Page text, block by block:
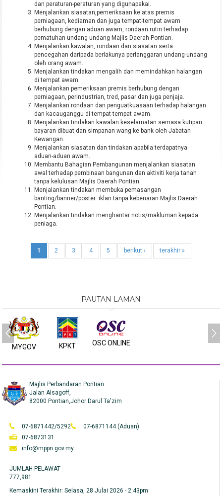
dan peraturan-peraturan yang digunapakai.
Menjalankan siasatan,pemeriksaan ke atas premis
perniagaan, kediaman dan juga tempat-tempat awam
berhubung dengan aduan awam, rondaan rutin terhadap
pematuhan undang-undang Majlis Daerah Pontian.
Menjalankan kawalan, rondaan dan siasatan serta
pencegahan daripada berlakunya perlanggaran undang-undang
oleh orang awam.
Menjalankan tindakan mengalih dan memindahkan halangan
di tempat awam.
Menjalankan pemeriksaan premis berhubung dengan
perniagaan, perindustrian, tred, pasar dan juga penjaja.
Menjalankan rondaan dan penguatkuasaan terhadap halangan
dan kacauganggu di tempat-tempat awam.
Menjalankan tindakan kawalan keselamatan semasa kutipan
bayaran dibuat dan simpanan wang ke bank oleh Jabatan
Kewangan.
Menjalankan siasatan dan tindakan apabila terdapatnya
aduan-aduan awam.
Membantu Bahagian Pembangunan menjalankan siasatan
awal terhadap pembinaan bangunan dan aktiviti kerja tanah
tanpa kelulusan Majlis Daerah Pontian.
Menjalankan tindakan membuka pemasangan
banting/banner/poster iklan tanpa kebenaran Majlis Daerah
Pontian.
Menjalankan tindakan menghantar notis/makluman kepada
peniaga.
1 2 3 4 5 berikut › terakhir »
PAUTAN LAMAN
MYGOV KPKT OSC ONLINE
Majlis Perbandaran Pontian
Jalan Alsagoff,
82000 Pontian,Johor Darul Ta'zim
07-6871442/5292
07-6871144 (Aduan)
07-6873131
info@mppn.gov.my
JUMLAH PELAWAT
777,981
Kemaskini Terakhir:Selasa, 28 Julai 2026 - 2:43pm